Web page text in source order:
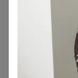
VERO MODA